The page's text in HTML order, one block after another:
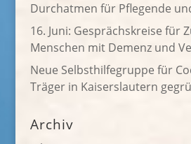
Durchatmen für Pflegende
16. Juni: Gesprächskreise für
Menschen mit Demenz und
Neue Selbsthilfegruppe für
Träger in Kaiserslautern
Archiv